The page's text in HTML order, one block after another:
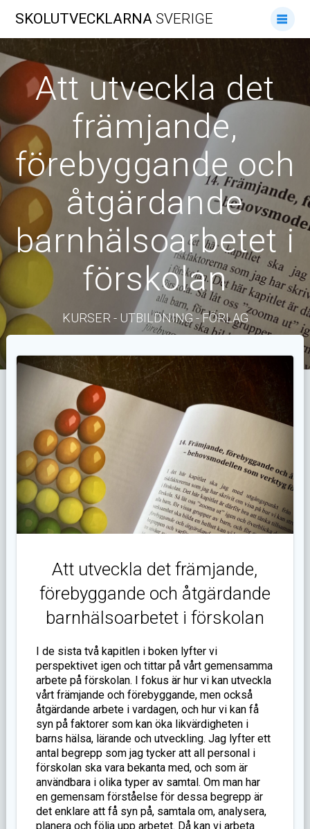
till
SKOLUTVECKLARNA SVERIGE
Att utveckla det
främjande,
förebyggande och
åtgärdande
barnhälsoarbetet i
förskolan
KURSER - UTBILDNING - FÖRLAG
Att utveckla det främjande,
förebyggande och åtgärdande
barnhälsoarbetet i förskolan
I de sista två kapitlen i boken lyfter vi
perspektivet igen och tittar på vårt gemensamma
arbete på förskolan. I fokus är hur vi kan utveckla
vårt främjande och förebyggande, men också
åtgärdande arbete i vardagen, och hur vi kan få
syn på faktorer som kan öka likvärdigheten i
barns hälsa, lärande och utveckling. Jag lyfter ett
antal begrepp som jag tycker att all personal i
förskolan ska vara bekanta med, och som är
användbara i olika typer av samtal. Om man har
en gemensam förståelse för dessa begrepp är
det enklare att få syn på, samtala om, analysera,
planera och följa upp arbetet. Då kan vi arbeta